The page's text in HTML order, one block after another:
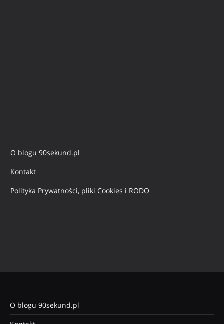
O blogu 90sekund.pl
Kontakt
Polityka Prywatności, pliki Cookies i RODO
O blogu 90sekund.pl